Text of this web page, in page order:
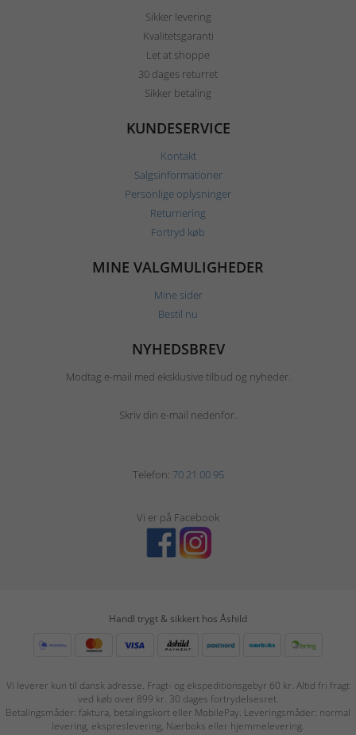
Sikker levering
Kvalitetsgaranti
Let at shoppe
30 dages returret
Sikker betaling
KUNDESERVICE
Kontakt
Salgsinformationer
Personlige oplysninger
Returnering
Fortryd køb
MINE VALGMULIGHEDER
Mine sider
Bestil nu
NYHEDSBREV
Modtag e-mail med eksklusive tilbud og nyheder.
Skriv din e-mail nedenfor.
Telefon: 70 21 00 95
Vi er på Facebook
Handl trygt & sikkert hos Åshild
Vi leverer kun til dansk adresse. Fragt- og ekspeditionsgebyr 60 kr. Altid fri fragt
ved køb over 899 kr. 30 dages fortrydelsesret.
Betalingsmåder: faktura, betalingskort eller MobilePay. Leveringsmåder: normal
levering, ekspreslevering, Nærboks eller hjemmelevering.